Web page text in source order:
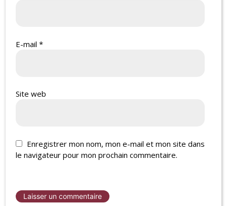
E-mail*
Site web
Enregistrer mon nom, mon e-mail et mon site dans
le navigateur pour mon prochain commentaire.